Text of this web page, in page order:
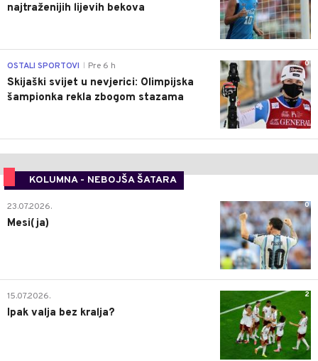
najtraženijih lijevih bekova
0
OSTALI SPORTOVI Pre 6 h
Skijaški svijet u nevjerici: Olimpijska
šampionka rekla zbogom stazama
KOLUMNA - NEBOJŠA ŠATARA
0
23.07.2026.
Mesi(ja)
2
15.07.2026.
Ipak valja bez kralja?